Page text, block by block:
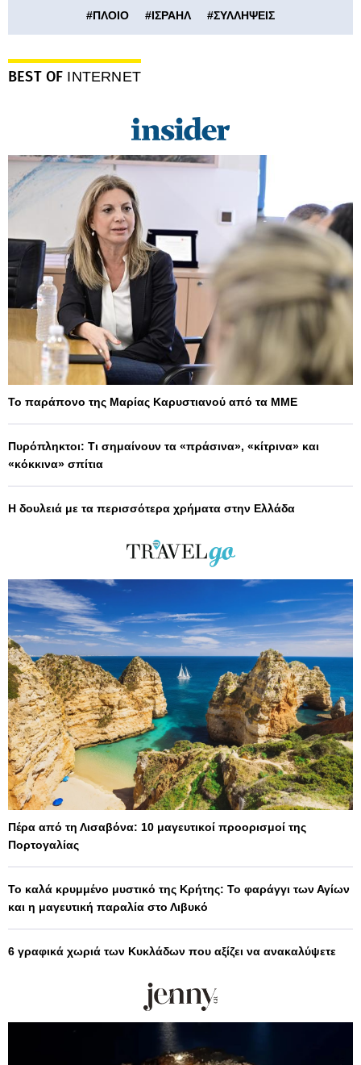
#ΠΛΟΙΟ #ΙΣΡΑΗΛ #ΣΥΛΛΗΨΕΙΣ
BEST OF INTERNET
Το παράπονο της Μαρίας Καρυστιανού από τα ΜΜΕ
Πυρόπληκτοι: Τι σημαίνουν τα «πράσινα», «κίτρινα» και
«κόκκινα» σπίτια
Η δουλειά με τα περισσότερα χρήματα στην Ελλάδα
Πέρα από τη Λισαβόνα: 10 μαγευτικοί προορισμοί της
Πορτογαλίας
Το καλά κρυμμένο μυστικό της Κρήτης: Το φαράγγι των Αγίων
και η μαγευτική παραλία στο Λιβυκό
6 γραφικά χωριά των Κυκλάδων που αξίζει να ανακαλύψετε